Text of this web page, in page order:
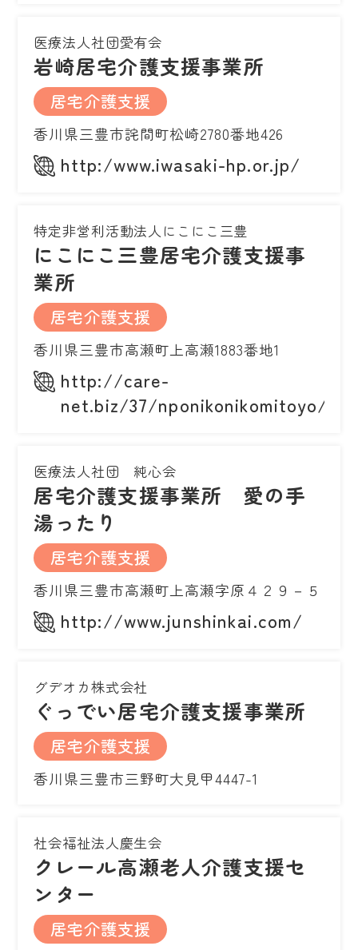
医療法人社団愛有会
岩崎居宅介護支援事業所
居宅介護支援
香川県三豊市詫間町松崎2780番地426
http:/www.iwasaki-hp.or.jp/
特定非営利活動法人にこにこ三豊
にこにこ三豊居宅介護支援事
業所
居宅介護支援
香川県三豊市高瀬町上高瀬1883番地1
http://care-
net.biz/37/nponikonikomitoyo/
医療法人社団 純心会
居宅介護支援事業所 愛の手
湯ったり
居宅介護支援
香川県三豊市高瀬町上高瀬字原４２９－５
http://www.junshinkai.com/
グデオカ株式会社
ぐっでい居宅介護支援事業所
居宅介護支援
香川県三豊市三野町大見甲4447-1
社会福祉法人慶生会
クレール高瀬老人介護支援セ
ンター
居宅介護支援